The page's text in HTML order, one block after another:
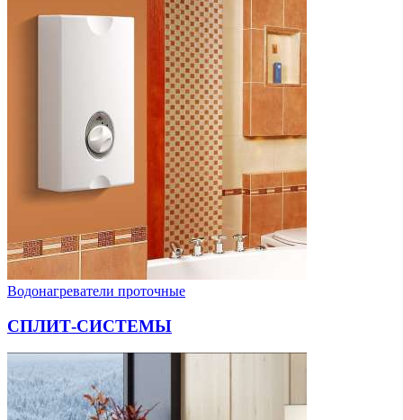
Водонагреватели проточные
СПЛИТ-СИСТЕМЫ